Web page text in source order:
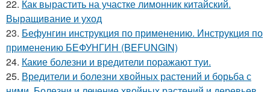
22. Как вырастить на участке лимонник китайский.
Выращивание и уход
23. Бефунгин инструкция по применению. Инструкция по
применению БЕФУНГИН (BEFUNGIN)
24. Какие болезни и вредители поражают туи.
25. Вредители и болезни хвойных растений и борьба с